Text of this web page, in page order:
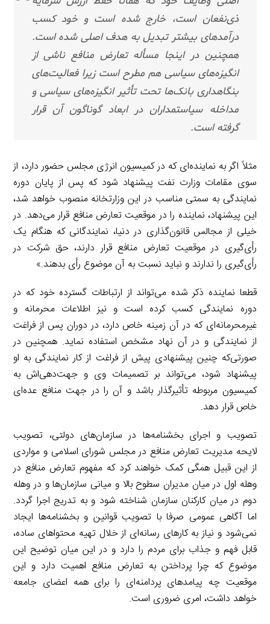
ذی‌نفعان است، خارج شده است و خود کسب
درآمدهای بیشتر تبدیل به هدف اصلی شده است.
همچنین در اینجا مسأله تعارض منافع ناشی از
انگیزه‌های سیاسی هم مطرح است زیرا فعالیت‌های
بنگاهداری بانک‌ها تحت تأثیر انگیزه‌های سیاسی و
مداخله سیاستمداران در ابعاد گوناگون آن قرار
گرفته است.
مثلاً اگر به نماینده‌ای که در کمیسیون انرژی مجلس حضور دارد، از
سوی مقامات وزارت نفت پیشنهاد شود که پس از پایان دوره
نمایندگی به سمتی مناسب در این وزارتخانه منصوب خواهد شد،
این پیشنهاد، نماینده را در موقعیت تعارض منافع قرار می‌دهد. در
خیلی از مجالس قانون‌گذاری در دنیا، نمایندگانی که هنگام یک
رأی‌گیری در موقعیت تعارض منافع قرار دارند، حق شرکت در
رأی‌گیری را ندارند و نباید نسبت به آن موضوع رأی بدهند.»
قطعا نماینده ذکر شده می‌تواند از ارتباطات گسترده خود که در
دوره نمایندگی کسب کرده است و نیز اطلاعات محرمانه و
غیرمحرمانه‌ای که در آن زمینه خاص دارد، در دوران پس از فراغت
از نمایندگی و در آن نهاد مشخص استفاده نماید. همچنین در
صورتی‌که چنین پیشنهادی پیش از فراغت از کار نمایندگی به او
پیشنهاد شود، می‌تواند بر تصمیمات وی و جهت‌دهی‌اش به
کمیسیون مربوطه تأثیرگذار باشد و آن را در جهت منافع عده‌ای
خاص قرار دهد.
تصویب و اجرای بخشنامه‌ها در سازمان‌های دولتی، تصویب
لایحه مدیریت تعارض منافع در مجلس شورای اسلامی و مواردی
از این قبیل همگی کمک خواهند کرد که مفهوم تعارض منافع در
وهله اول در میان مدیران سطوح بالا و میانی سازمان‌ها و در وهله
دوم در میان کارکنان سازمان شناخته شود و به تدریج اجرا گردد.
اما آگاهی عمومی صرفا با تصویب قوانین و بخشنامه‌ها ایجاد
نمی‌شود و نیاز به کارهای رسانه‌ای از خلال تهیه محتواهای ساده،
قابل فهم و جذاب برای مردم را دارد و در این میان توضیح این
موضوع که چرا پرداختن به تعارض منافع اهمیت دارد و این
موقعیت چه پیامدهای پردامنه‌ای را برای همه اعضای جامعه
خواهد داشت، امری ضروری است.